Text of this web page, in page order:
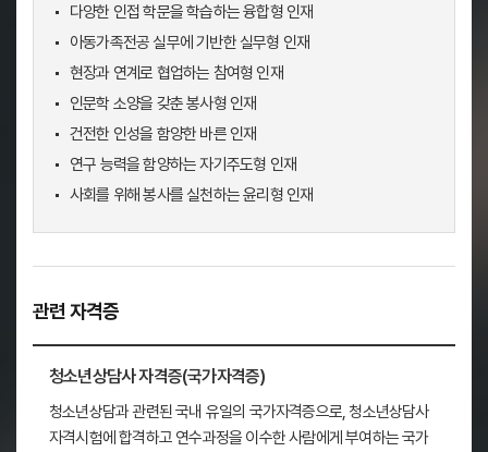
다양한 인접 학문을 학습하는 융합형 인재
아동가족전공 실무에 기반한 실무형 인재
현장과 연계로 협업하는 참여형 인재
인문학 소양을 갖춘 봉사형 인재
건전한 인성을 함양한 바른 인재
연구 능력을 함양하는 자기주도형 인재
사회를 위해 봉사를 실천하는 윤리형 인재
관련 자격증
청소년상담사 자격증(국가자격증)
청소년상담과 관련된 국내 유일의 국가자격증으로, 청소년상담사
자격시험에 합격하고 연수과정을 이수한 사람에게 부여하는 국가